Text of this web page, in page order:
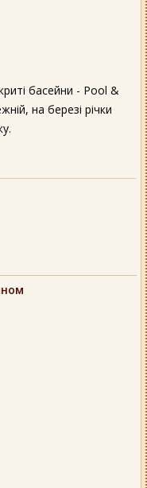
басейни - Pool &
на березі річки